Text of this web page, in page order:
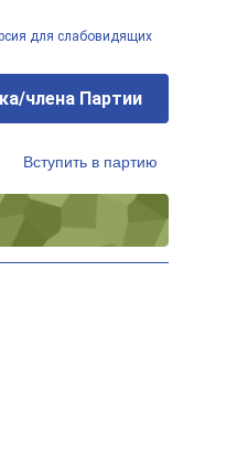
для слабовидящих
члена Партии
Вступить в партию